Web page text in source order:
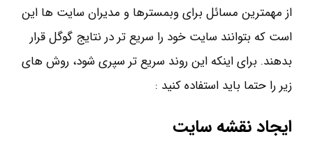
از مهمترین مسائل برای وبمسترها و مدیران سایت ها این
است که بتوانند سایت خود را سریع تر در نتایج گوگل قرار
بدهند. برای اینکه این روند سریع تر سپری شود، روش های
زیر را حتما باید استفاده کنید :
ایجاد نقشه سایت